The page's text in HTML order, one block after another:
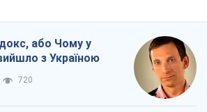
або Чому у
з Україною
720